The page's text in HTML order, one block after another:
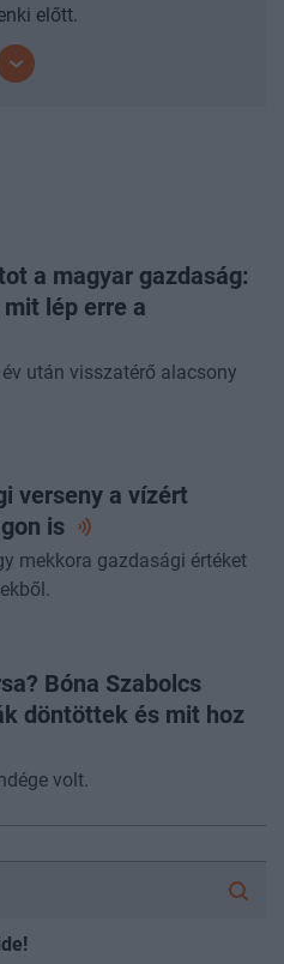
előtt.
a magyar gazdaság:
lép erre a
után visszatérő alacsony
verseny a vízért
is
mekkora gazdasági értéket
Bóna Szabolcs
döntöttek és mit hoz
volt.